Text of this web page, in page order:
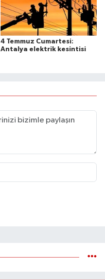
4 Temmuz Cumartesi:
Antalya elektrik kesintisi